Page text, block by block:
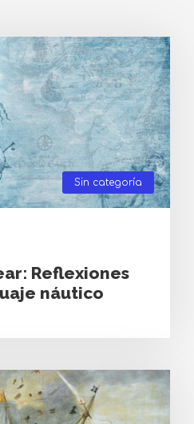
Sin categoría
Reflexiones
náutico